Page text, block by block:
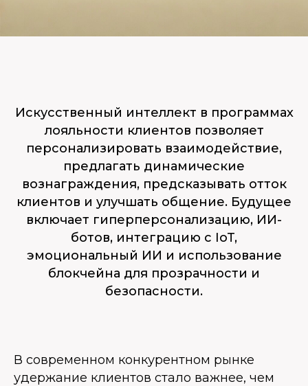
Искусственный интеллект в программах
лояльности клиентов позволяет
персонализировать взаимодействие,
предлагать динамические
вознаграждения, предсказывать отток
клиентов и улучшать общение. Будущее
включает гиперперсонализацию, ИИ-
ботов, интеграцию с IoT,
эмоциональный ИИ и использование
блокчейна для прозрачности и
безопасности.
В современном конкурентном рынке
удержание клиентов стало важнее, чем